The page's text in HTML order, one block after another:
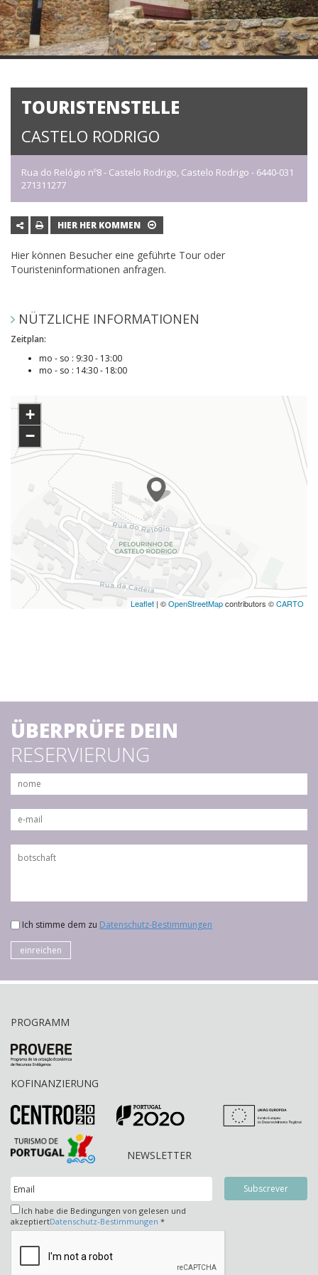
TOURISTENSTELLE
CASTELO RODRIGO
Rua do Relógio nº8 - Castelo Rodrigo, Castelo Rodrigo - 6440-031
271311277
HIER HER KOMMEN
Hier können Besucher eine geführte Tour oder
Touristeninformationen anfragen.
NÜTZLICHE INFORMATIONEN
Zeitplan:
mo - so : 9:30 - 13:00
mo - so : 14:30 - 18:00
+
−
Leaflet | ©OpenStreetMapcontributors ©CARTO
ÜBERPRÜFE DEIN
RESERVIERUNG
Ich stimme dem zu Datenschutz-Bestimmungen
einreichen
PROGRAMM
KOFINANZIERUNG
NEWSLETTER
Ich habe die Bedingungen von gelesen und
akzeptiertDatenschutz-Bestimmungen *